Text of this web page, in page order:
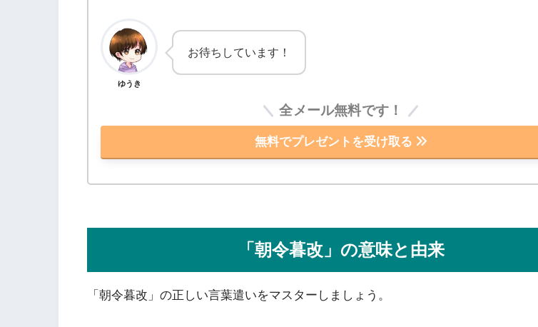
ゆうき
お待ちしています！
全メール無料です！
無料でプレゼントを受け取る
「朝令暮改」の意味と由来
「朝令暮改」の正しい言葉遣いをマスターしましょう。